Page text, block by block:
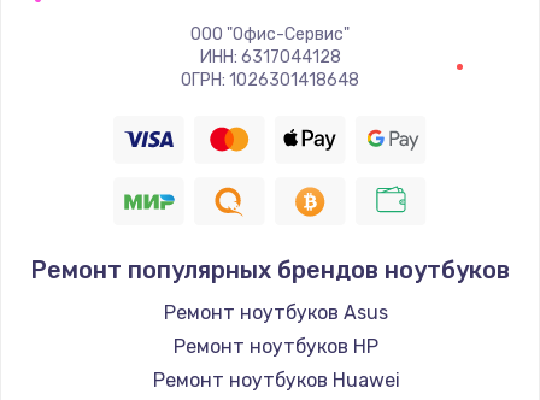
ООО "Офис-Сервис"
ИНН: 6317044128
ОГРН: 1026301418648
Ремонт популярных брендов ноутбуков
Ремонт ноутбуков Asus
Ремонт ноутбуков HP
Ремонт ноутбуков Huawei